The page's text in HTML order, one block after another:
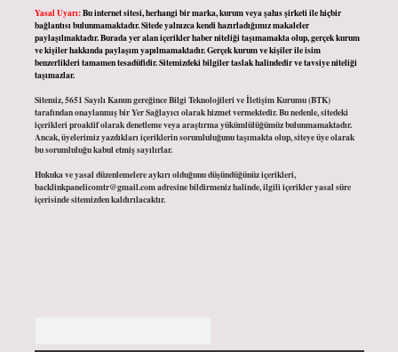
Yasal Uyarı:Bu internet sitesi, herhangi bir marka, kurum veya şahıs şirketi ile hiçbir
bağlantısı bulunmamaktadır. Sitede yalnızca kendi hazırladığımız makaleler
paylaşılmaktadır. Burada yer alan içerikler haber niteliği taşımamakta olup, gerçek kurum
ve kişiler hakkında paylaşım yapılmamaktadır. Gerçek kurum ve kişiler ile isim
benzerlikleri tamamen tesadüfidir. Sitemizdeki bilgiler taslak halindedir ve tavsiye niteliği
taşımazlar.
Sitemiz, 5651 Sayılı Kanun gereğince Bilgi Teknolojileri ve İletişim Kurumu (BTK)
tarafından onaylanmış bir Yer Sağlayıcı olarak hizmet vermektedir. Bu nedenle, sitedeki
içerikleri proaktif olarak denetleme veya araştırma yükümlülüğümüz bulunmamaktadır.
Ancak, üyelerimiz yazdıkları içeriklerin sorumluluğunu taşımakta olup, siteye üye olarak
bu sorumluluğu kabul etmiş sayılırlar.
Hukuka ve yasal düzenlemelere aykırı olduğunu düşündüğünüz içerikleri,
backlinkpanelicomtr@gmail.comadresine bildirmeniz halinde, ilgili içerikler yasal süre
içerisinde sitemizden kaldırılacaktır.